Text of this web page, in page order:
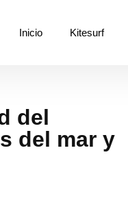
Inicio Kitesurf
del
del mar y